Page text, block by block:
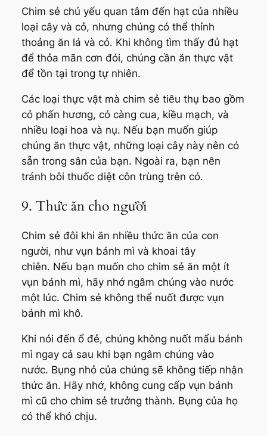
Chim sẻ chủ yếu quan tâm đến hạt của nhiều
loại cây và cỏ, nhưng chúng có thể thỉnh
thoảng ăn lá và cỏ. Khi không tìm thấy đủ hạt
để thỏa mãn cơn đói, chúng cần ăn thực vật
để tồn tại trong tự nhiên.
Các loại thực vật mà chim sẻ tiêu thụ bao gồm
cỏ phấn hương, cỏ càng cua, kiều mạch, và
nhiều loại hoa và nụ. Nếu bạn muốn giúp
chúng ăn thực vật, những loại cây này nên có
sẵn trong sân của bạn. Ngoài ra, bạn nên
tránh bôi thuốc diệt côn trùng trên cỏ.
9. Thức ăn cho người
Chim sẻ đôi khi ăn nhiều thức ăn của con
người, như vụn bánh mì và khoai tây
chiên. Nếu bạn muốn cho chim sẻ ăn một ít
vụn bánh mì, hãy nhớ ngâm chúng vào nước
một lúc. Chim sẻ không thể nuốt được vụn
bánh mì khô.
Khi nói đến ổ đẻ, chúng không nuốt mẩu bánh
mì ngay cả sau khi bạn ngâm chúng vào
nước. Bụng nhỏ của chúng sẽ không tiếp nhận
thức ăn. Hãy nhớ, không cung cấp vụn bánh
mì cũ cho chim sẻ trưởng thành. Bụng của họ
có thể khó chịu.